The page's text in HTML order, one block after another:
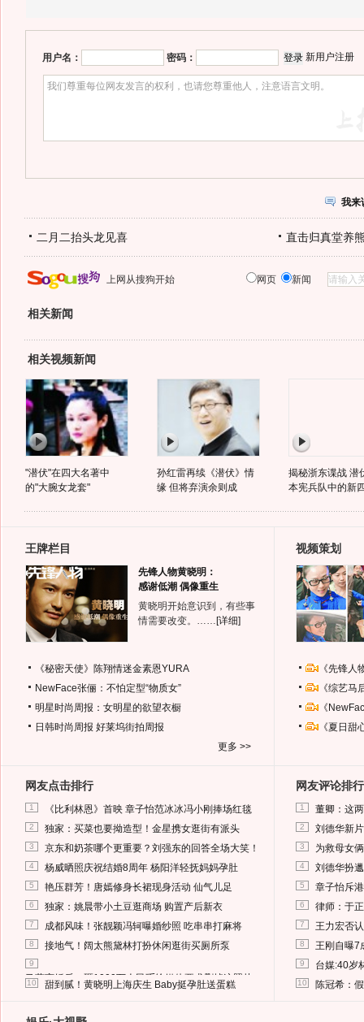
用户名： 密码： 新用户注册
我来
二月二抬头龙见喜 直击归真堂养
上网从搜狗开始 网页 新闻
相关新闻
相关视频新闻
"潜伏"在四大名著中
的"大腕女龙套"
孙红雷再续《潜伏》情
缘 但将弃演余则成
揭秘浙东谍战 潜
本宪兵队中的新
王牌栏目
先锋人物黄晓明：
感谢低潮 偶像重生
黄晓明开始意识到，有些事
情需要改变。…… [详细]
《秘密天使》陈翔情迷金素恩YURA
NewFace张俪：不怕定型“物质女”
明星时尚周报：女明星的欲望衣橱
日韩时尚周报 好莱坞街拍周报
更多 >>
视频策划
《先锋
《综艺
《
《夏日
网友点击排行
1 《比利林恩》首映 章子怡范冰冰冯小刚捧场红毯
2 独家：买菜也要拗造型！金星携女逛街有派头
3 京东和奶茶哪个更重要？刘强东的回答全场大笑！
4 杨威晒照庆祝结婚8周年 杨阳洋轻抚妈妈孕肚
5 艳压群芳！唐嫣修身长裙现身活动 仙气儿足
6 独家：姚晨带小土豆逛商场 购置产后新衣
7 成都风味！张靓颖冯轲曝婚纱照 吃串串打麻将
8 接地气！阔太熊黛林打扮休闲逛街买厕所泵
9
马蓉离婚后，砸1000万人民币给媒体要求删掉这照片
10 甜到腻！黄晓明上海庆生 Baby挺孕肚送蛋糕
网友评论排行
1 董卿：这
2 刘德华新
3 为救母女
4 刘德华扮
5 章子怡斥
6 律师：于
7 王力宏否
8 王刚自曝7
9 台媒:40岁
10 陈冠希：